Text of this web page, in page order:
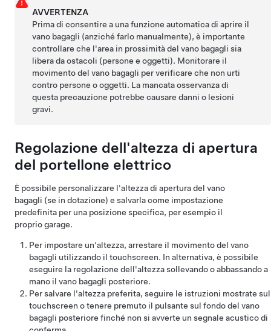
AVVERTENZA
Prima di consentire a una funzione automatica di aprire il
vano bagagli (anziché farlo manualmente), è importante
controllare che l'area in prossimità del vano bagagli sia
libera da ostacoli (persone e oggetti). Monitorare il
movimento del vano bagagli per verificare che non urti
contro persone o oggetti. La mancata osservanza di
questa precauzione potrebbe causare danni o lesioni
gravi.
Regolazione dell'altezza di apertura
del portellone elettrico
È possibile personalizzare l'altezza di apertura del vano
bagagli (se in dotazione) e salvarla come impostazione
predefinita per una posizione specifica, per esempio il
proprio garage.
Per impostare un'altezza, arrestare il movimento del vano
bagagli utilizzando il touchscreen. In alternativa, è possibile
eseguire la regolazione dell'altezza sollevando o abbassando a
mano il vano bagagli posteriore.
Per salvare l'altezza preferita, seguire le istruzioni mostrate sul
touchscreen o tenere premuto il pulsante sul fondo del vano
bagagli posteriore finché non si avverte un segnale acustico di